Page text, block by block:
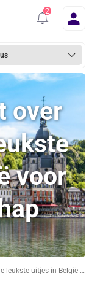
over
voor
Dagje weg net over de grens: de leukste uitjes in België voor elk gezelschap